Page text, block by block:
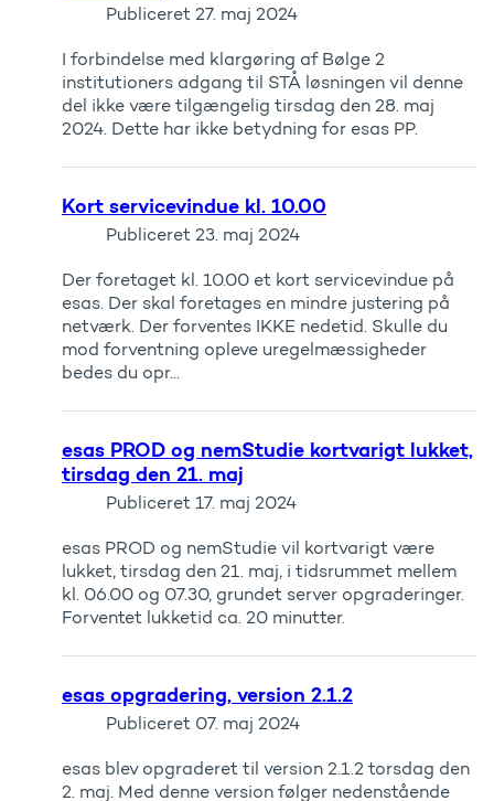
Publiceret 27. maj 2024
I forbindelse med klargøring af Bølge 2
institutioners adgang til STÅ løsningen vil denne
del ikke være tilgængelig tirsdag den 28. maj
2024. Dette har ikke betydning for esas PP.
Kort servicevindue kl. 10.00
Publiceret 23. maj 2024
Der foretaget kl. 10.00 et kort servicevindue på
esas. Der skal foretages en mindre justering på
netværk. Der forventes IKKE nedetid. Skulle du
mod forventning opleve uregelmæssigheder
bedes du opr...
esas PROD og nemStudie kortvarigt lukket,
tirsdag den 21. maj
Publiceret 17. maj 2024
esas PROD og nemStudie vil kortvarigt være
lukket, tirsdag den 21. maj, i tidsrummet mellem
kl. 06.00 og 07.30, grundet server opgraderinger.
Forventet lukketid ca. 20 minutter.
esas opgradering, version 2.1.2
Publiceret 07. maj 2024
esas blev opgraderet til version 2.1.2 torsdag den
2. maj. Med denne version følger nedenstående